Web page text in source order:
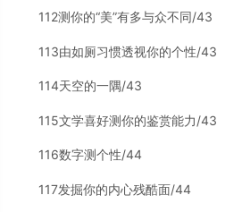
112测你的“美”有多与众不同/43
113由如厕习惯透视你的个性/43
114天空的一隅/43
115文学喜好测你的鉴赏能力/43
116数字测个性/44
117发掘你的内心残酷面/44